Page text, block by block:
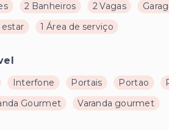
2 Banheiros 2 Vagas
estar 1 Área de serviço
Interfone Portais Portao
Gourmet Varanda gourmet